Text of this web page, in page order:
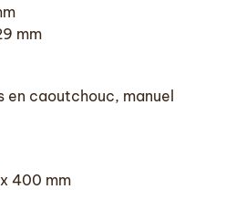
mm
caoutchouc, manuel
400 mm